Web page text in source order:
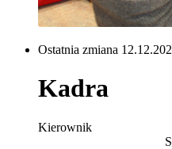
Ostatnia zmiana
Kadra